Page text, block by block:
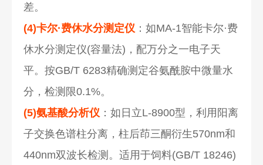
差。
(4)卡尔·费休水分测定仪 ：如MA-1智能卡尔·费
休水分测定仪(容量法)，配万分之一电子天
平。按GB/T 6283精确测定谷氨酰胺中微量水
分，检测限0.1%。
(5)氨基酸分析仪 ：如日立L-8900型，利用阳离
子交换色谱柱分离，柱后茚三酮衍生570nm和
440nm双波长检测。适用于饲料(GB/T 18246)